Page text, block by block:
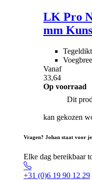
LK Pro
mm
Vanaf
33,64
Op voorraad
Dit
kan gekozen
Vragen? Johan staat voor
Elke dag bereikbaar
+31 (0)6 19 90 12 29